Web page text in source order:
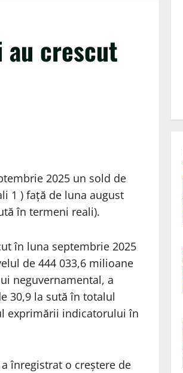
au crescut
2025 un sold de
1 ) față de luna august
în termeni reali).
în luna septembrie 2025
de 444 033,6 milioane
neguvernamental, a
30,9 la sută în totalul
exprimării indicatorului în
înregistrat o creștere de